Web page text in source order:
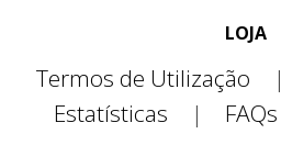
LOJA
Termos de Utilização |
Estatísticas
| FAQs